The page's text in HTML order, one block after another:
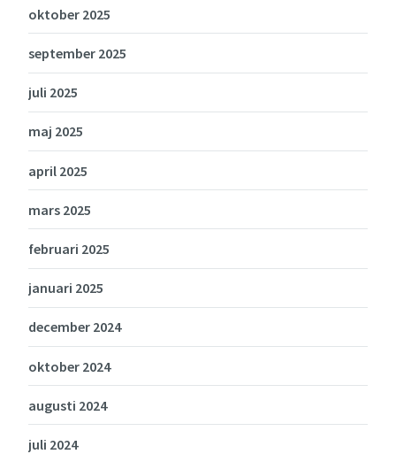
oktober 2025
september 2025
juli 2025
maj 2025
april 2025
mars 2025
februari 2025
januari 2025
december 2024
oktober 2024
augusti 2024
juli 2024